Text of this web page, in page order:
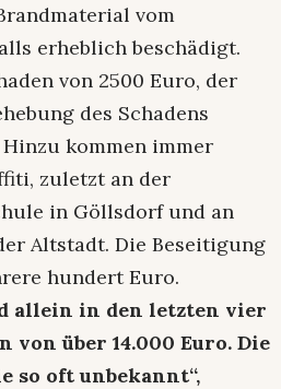
vom
erheblich beschädigt.
von 2500 Euro, der
des Schadens
kommen immer
zuletzt an der
in Göllsdorf und an
Altstadt. Die Beseitigung
hundert Euro.
allein in den letzten vier
von über 14.000 Euro. Die
so oft unbekannt“,